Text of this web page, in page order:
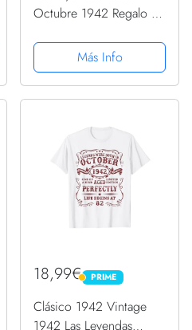
Octubre 1942 Regalo 82
CamisetaMás Info
18,99€ PRIME
PRIME
Clásico 1942 Vintage
1942 Las Leyendas